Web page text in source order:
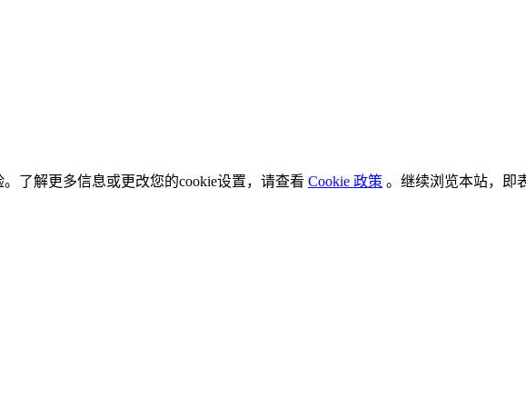
了解更多信息或更改您的cookie设置，请查看 Cookie 政策 。继续浏览本站，即